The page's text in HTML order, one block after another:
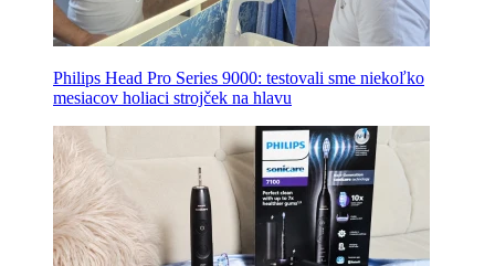
Philips Head Pro Series 9000: testovali sme niekoľko
mesiacov holiaci strojček na hlavu